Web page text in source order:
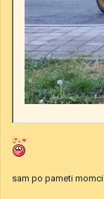
sam po pameti momci